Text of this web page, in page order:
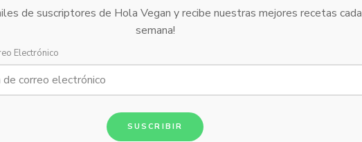
de suscriptores de Hola Vegan y recibe nuestras mejores recetas cada
semana!
Electrónico
SUSCRIBIR